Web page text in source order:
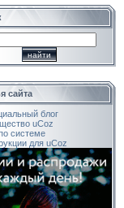
сайта
блог
uCoz
системе
для uCoz